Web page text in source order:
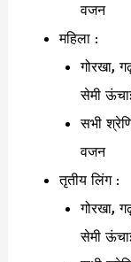
वजन
महिला :
गोरखा,
सेमी
सभी
वजन
तृतीय लिंग :
गोरखा,
सेमी